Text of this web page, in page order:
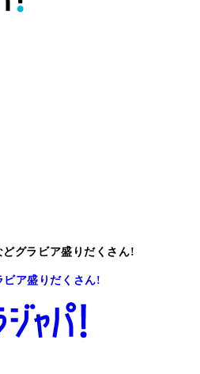
グラビア盛りだくさん!
ビア盛りだくさん!